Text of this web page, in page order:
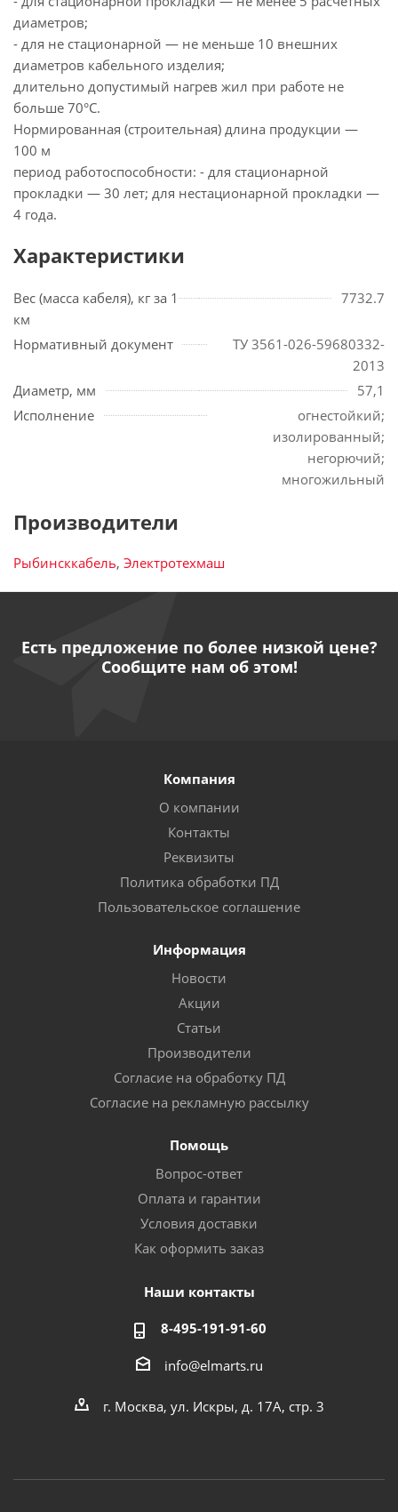
диаметров;
- для не стационарной — не меньше 10 внешних
диаметров кабельного изделия;
длительно допустимый нагрев жил при работе не
больше 70°С.
Нормированная (строительная) длина продукции —
100 м
период работоспособности: - для стационарной
прокладки — 30 лет; для нестационарной прокладки —
4 года.
Характеристики
Вес (масса кабеля), кг за 1
км
7732.7
Нормативный документ
ТУ 3561-026-59680332-
2013
Диаметр, мм
57,1
Исполнение
огнестойкий;
изолированный;
негорючий;
многожильный
Производители
Рыбинсккабель, Электротехмаш
Есть предложение по более низкой цене?
Сообщите нам об этом!
Компания
О компании
Контакты
Реквизиты
Политика обработки ПД
Пользовательское соглашение
Информация
Новости
Акции
Статьи
Производители
Согласие на обработку ПД
Согласие на рекламную рассылку
Помощь
Вопрос-ответ
Оплата и гарантии
Условия доставки
Как оформить заказ
Наши контакты
8-495-191-91-60
info@elmarts.ru
г. Москва, ул. Искры, д. 17А, стр. 3